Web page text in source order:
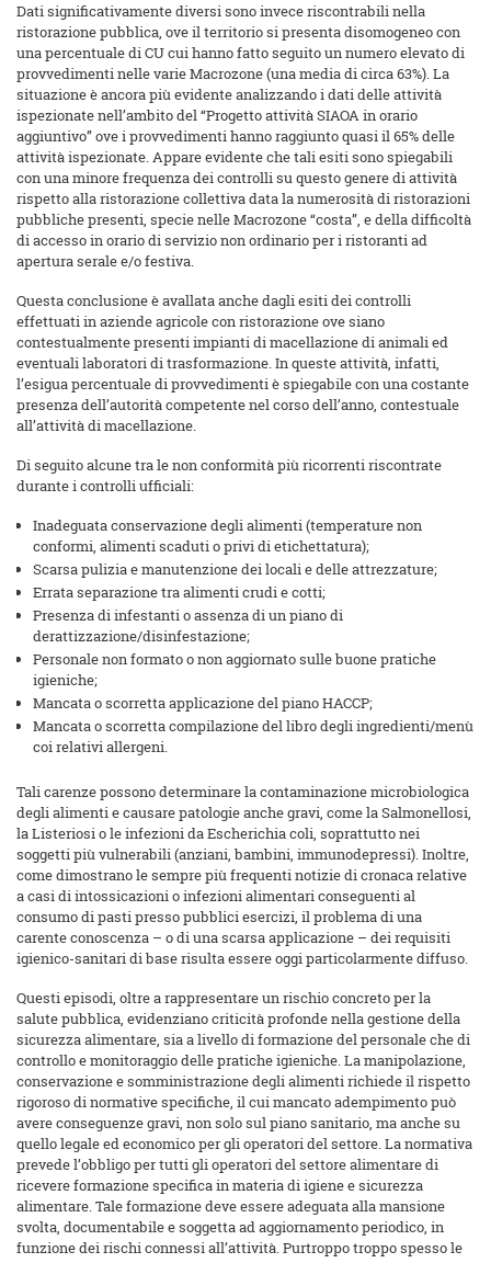
Dati significativamente diversi sono invece riscontrabili nella
ristorazione pubblica, ove il territorio si presenta disomogeneo con
una percentuale di CU cui hanno fatto seguito un numero elevato di
provvedimenti nelle varie Macrozone (una media di circa 63%). La
situazione è ancora più evidente analizzando i dati delle attività
ispezionate nell’ambito del “Progetto attività SIAOA in orario
aggiuntivo” ove i provvedimenti hanno raggiunto quasi il 65% delle
attività ispezionate. Appare evidente che tali esiti sono spiegabili
con una minore frequenza dei controlli su questo genere di attività
rispetto alla ristorazione collettiva data la numerosità di ristorazioni
pubbliche presenti, specie nelle Macrozone “costa”, e della difficoltà
di accesso in orario di servizio non ordinario per i ristoranti ad
apertura serale e/o festiva.
Questa conclusione è avallata anche dagli esiti dei controlli
effettuati in aziende agricole con ristorazione ove siano
contestualmente presenti impianti di macellazione di animali ed
eventuali laboratori di trasformazione. In queste attività, infatti,
l’esigua percentuale di provvedimenti è spiegabile con una costante
presenza dell’autorità competente nel corso dell’anno, contestuale
all’attività di macellazione.
Di seguito alcune tra le non conformità più ricorrenti riscontrate
durante i controlli ufficiali:
Inadeguata conservazione degli alimenti (temperature non
conformi, alimenti scaduti o privi di etichettatura);
Scarsa pulizia e manutenzione dei locali e delle attrezzature;
Errata separazione tra alimenti crudi e cotti;
Presenza di infestanti o assenza di un piano di
derattizzazione/disinfestazione;
Personale non formato o non aggiornato sulle buone pratiche
igieniche;
Mancata o scorretta applicazione del piano HACCP;
Mancata o scorretta compilazione del libro degli ingredienti/menù
coi relativi allergeni.
Tali carenze possono determinare la contaminazione microbiologica
degli alimenti e causare patologie anche gravi, come la Salmonellosi,
la Listeriosi o le infezioni da Escherichia coli, soprattutto nei
soggetti più vulnerabili (anziani, bambini, immunodepressi). Inoltre,
come dimostrano le sempre più frequenti notizie di cronaca relative
a casi di intossicazioni o infezioni alimentari conseguenti al
consumo di pasti presso pubblici esercizi, il problema di una
carente conoscenza – o di una scarsa applicazione – dei requisiti
igienico-sanitari di base risulta essere oggi particolarmente diffuso.
Questi episodi, oltre a rappresentare un rischio concreto per la
salute pubblica, evidenziano criticità profonde nella gestione della
sicurezza alimentare, sia a livello di formazione del personale che di
controllo e monitoraggio delle pratiche igieniche. La manipolazione,
conservazione e somministrazione degli alimenti richiede il rispetto
rigoroso di normative specifiche, il cui mancato adempimento può
avere conseguenze gravi, non solo sul piano sanitario, ma anche su
quello legale ed economico per gli operatori del settore. La normativa
prevede l’obbligo per tutti gli operatori del settore alimentare di
ricevere formazione specifica in materia di igiene e sicurezza
alimentare. Tale formazione deve essere adeguata alla mansione
svolta, documentabile e soggetta ad aggiornamento periodico, in
funzione dei rischi connessi all’attività. Purtroppo troppo spesso le